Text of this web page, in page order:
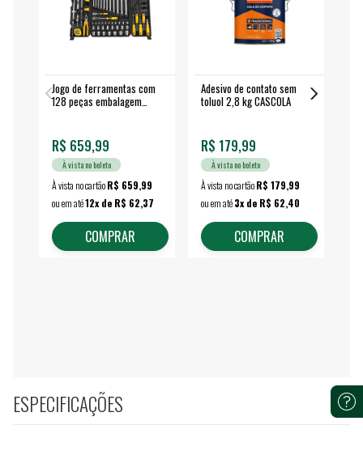
Jogo de ferramentas com
128 peças embalagem
R$ 659,99
À vista no boleto
À vista no cartãoR$ 659,99
ou em até12x de R$ 62,37
COMPRAR
Adesivo de contato sem
toluol 2,8 kg CASCOLA
R$ 179,99
À vista no boleto
À vista no cartãoR$ 179,99
ou em até3x de R$ 62,40
COMPRAR
ESPECIFICAÇÕES